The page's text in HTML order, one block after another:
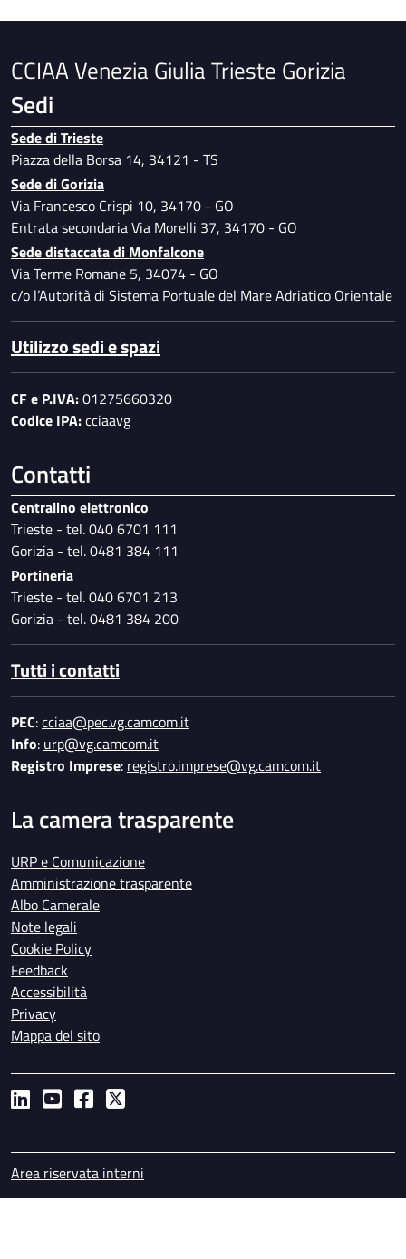
CCIAA Venezia Giulia Trieste Gorizia
Sedi
Sede di Trieste
Piazza della Borsa 14, 34121 - TS
Sede di Gorizia
Via Francesco Crispi 10, 34170 - GO
Entrata secondaria Via Morelli 37, 34170 - GO
Sede distaccata di Monfalcone
Via Terme Romane 5, 34074 - GO
c/o l’Autorità di Sistema Portuale del Mare Adriatico Orientale
Utilizzo sedi e spazi
CF e P.IVA:01275660320
Codice IPA:cciaavg
Contatti
Centralino elettronico
Trieste - tel. 040 6701 111
Gorizia - tel. 0481 384 111
Portineria
Trieste - tel. 040 6701 213
Gorizia - tel. 0481 384 200
Tutti i contatti
PEC:cciaa@pec.vg.camcom.it
Info: urp@vg.camcom.it
Registro Imprese: registro.imprese@vg.camcom.it
La camera trasparente
URP e Comunicazione
Amministrazione trasparente
Albo Camerale
Note legali
Cookie Policy
Feedback
Accessibilità
Privacy
Mappa del sito
Piè di pagina
Area riservata interni